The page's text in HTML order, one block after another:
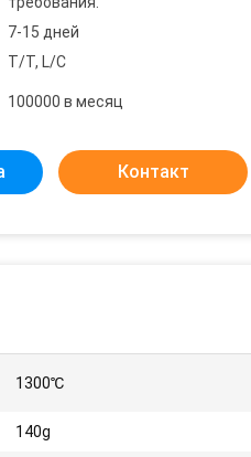
7-15 дней
T/T, L/C
100000 в месяц
Контакт
1300℃
140g